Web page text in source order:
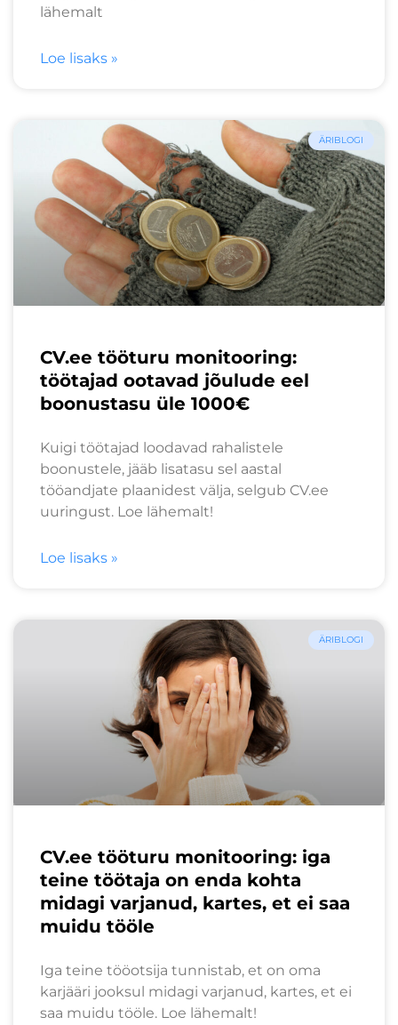
lähemalt
Loe lisaks »
ÄRIBLOGI
CV.ee tööturu monitooring:
töötajad ootavad jõulude eel
boonustasu üle 1000€
Kuigi töötajad loodavad rahalistele
boonustele, jääb lisatasu sel aastal
tööandjate plaanidest välja, selgub CV.ee
uuringust. Loe lähemalt!
Loe lisaks »
ÄRIBLOGI
CV.ee tööturu monitooring: iga
teine töötaja on enda kohta
midagi varjanud, kartes, et ei saa
muidu tööle
Iga teine tööotsija tunnistab, et on oma
karjääri jooksul midagi varjanud, kartes, et ei
saa muidu tööle. Loe lähemalt!